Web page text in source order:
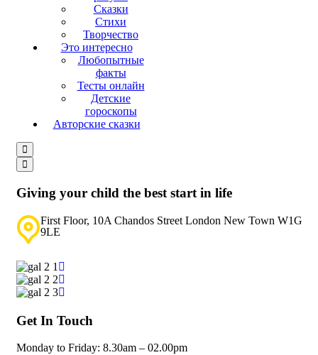
Сказки
Стихи
Творчество
Это интересно
Любопытные
факты
Тесты онлайн
Детские
гороскопы
Авторские сказки
Giving your child the best start in life
First Floor, 10A Chandos Street London New Town W1G
9LE
Get In Touch
Monday to Friday: 8.30am – 02.00pm